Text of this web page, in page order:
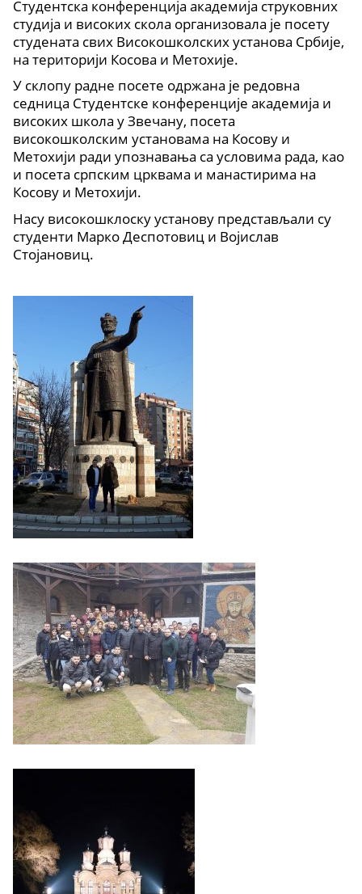
Студентска конференција академија струковних
студија и високих скола организовала је посету
студената свих Високошколских установа Србије,
на територији Косова и Метохије.
У склопу радне посете одржана је редовна
седница Студентске конференције академија и
високих школа у Звечану, посета
високошколским установама на Косову и
Метохији ради упознавања са условима рада, као
и посета српским црквама и манастирима на
Косову и Метохији.
Насу високошклоску установу представљали су
студенти Марко Деспотовиц и Војислав
Стојановиц.